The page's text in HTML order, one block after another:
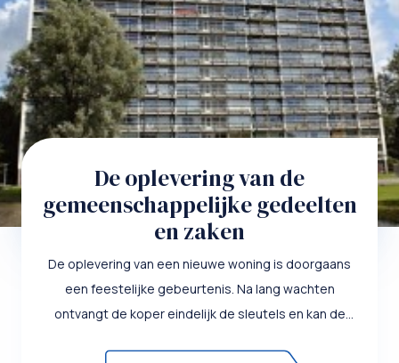
De oplevering van de
gemeenschappelijke gedeelten
en zaken
De oplevering van een nieuwe woning is doorgaans
een feestelijke gebeurtenis. Na lang wachten
ontvangt de koper eindelijk de sleutels en kan de